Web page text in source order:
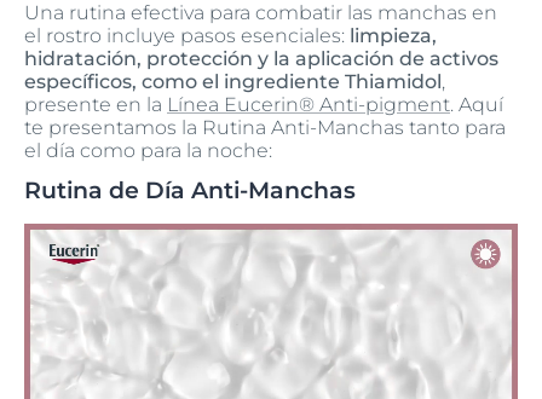
Una rutina efectiva para combatir las manchas en
el rostro incluye pasos esenciales: limpieza,
hidratación, protección y la aplicación de activos
específicos, como el ingrediente Thiamidol ,
presente en la Línea Eucerin® Anti-pigment. Aquí
te presentamos la Rutina Anti-Manchas tanto para
el día como para la noche:
Rutina de Día Anti-Manchas